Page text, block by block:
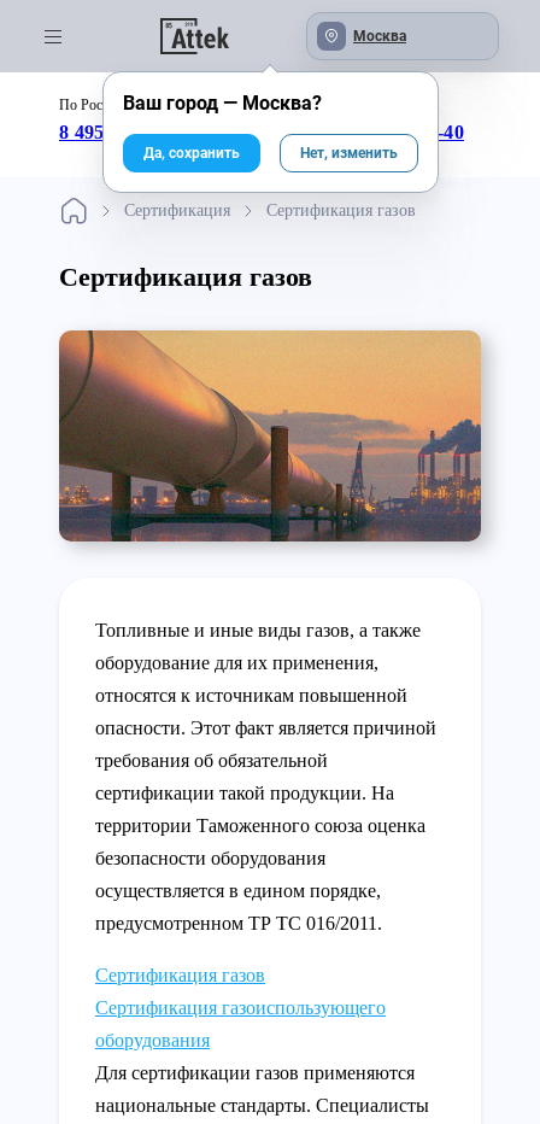
Москва
По России бесплатно:
8 495 246-04-43 8 800 333-25-40
Сертификация Сертификация газов
Сертификация газов
Топливные и иные виды газов, а также
оборудование для их применения,
относятся к источникам повышенной
опасности. Этот факт является причиной
требования об обязательной
сертификации такой продукции. На
территории Таможенного союза оценка
безопасности оборудования
осуществляется в едином порядке,
предусмотренном ТР ТС 016/2011.
Сертификация газов
Сертификация газоиспользующего
оборудования
Для сертификации газов применяются
национальные стандарты. Специалисты
Ваш город — Москва?
Да, сохранить Нет, изменить